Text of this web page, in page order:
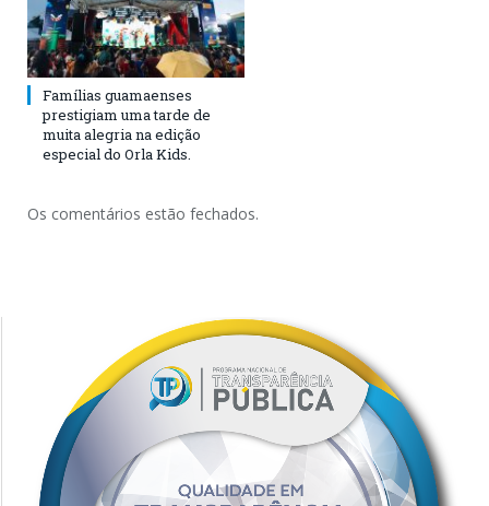
Famílias guamaenses
prestigiam uma tarde de
muita alegria na edição
especial do Orla Kids.
Os comentários estão fechados.